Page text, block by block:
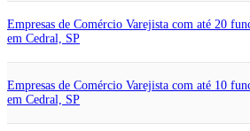
Empresas de Comércio Varejista com até 20
em Cedral, SP
Empresas de Comércio Varejista com até 10
em Cedral, SP